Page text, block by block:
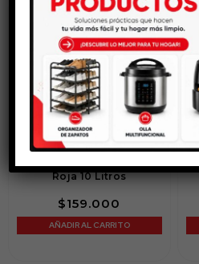
Cava Nevera Redonda
Roja 10 Litros
$159.000
AÑADIR AL CARRITO